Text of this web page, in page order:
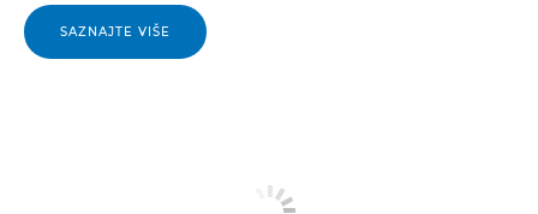
SAZNAJTE VIŠE